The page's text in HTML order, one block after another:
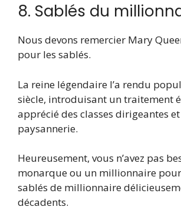
8. Sablés du
Nous devons remercier Mary
pour les sablés.
La reine légendaire l’a rendu
siècle, introduisant un traitement
apprécié des classes dirigeantes
paysannerie.
Heureusement, vous n’avez pas
monarque ou un millionnaire
sablés de millionnaire
décadents.